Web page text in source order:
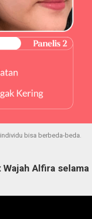
bisa berbeda-beda.
Alfira selama